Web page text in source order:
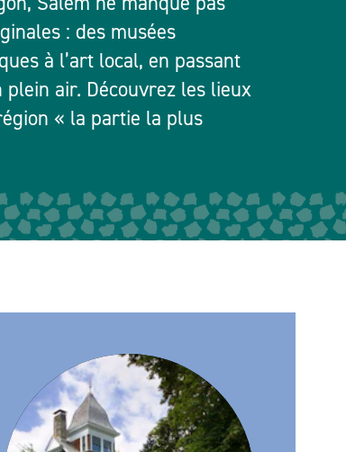
: des musées
à l’art local, en passant
air. Découvrez les lieux
« la partie la plus